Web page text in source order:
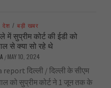
देश / बड़ी खबर
में सुप्रीम कोर्ट की ईडी को
से क्या सो रहे थे
/ MAY 10, 2024
दिल्ली / दिल्ली के सीएम
को सुप्रीम कोर्ट ने 1 जून तक के